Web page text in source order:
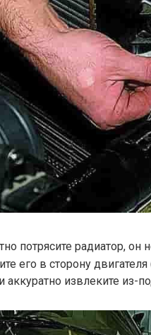
потрясите радиатор, он
его в сторону
аккуратно извлеките из-